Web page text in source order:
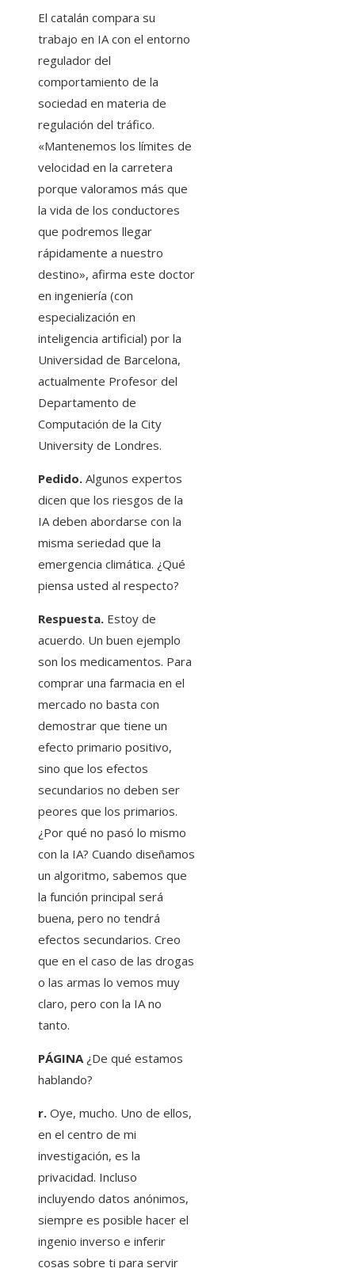
El catalán compara su
trabajo en IA con el entorno
regulador del
comportamiento de la
sociedad en materia de
regulación del tráfico.
«Mantenemos los límites de
velocidad en la carretera
porque valoramos más que
la vida de los conductores
que podremos llegar
rápidamente a nuestro
destino», afirma este doctor
en ingeniería (con
especialización en
inteligencia artificial) por la
Universidad de Barcelona, ​​
actualmente Profesor del
Departamento de
Computación de la City
University de Londres.
Pedido. Algunos expertos
dicen que los riesgos de la
IA deben abordarse con la
misma seriedad que la
emergencia climática. ¿Qué
piensa usted al respecto?
Respuesta. Estoy de
acuerdo. Un buen ejemplo
son los medicamentos. Para
comprar una farmacia en el
mercado no basta con
demostrar que tiene un
efecto primario positivo,
sino que los efectos
secundarios no deben ser
peores que los primarios.
¿Por qué no pasó lo mismo
con la IA? Cuando diseñamos
un algoritmo, sabemos que
la función principal será
buena, pero no tendrá
efectos secundarios. Creo
que en el caso de las drogas
o las armas lo vemos muy
claro, pero con la IA no
tanto.
PÁGINA¿De qué estamos
hablando?
r. Oye, mucho. Uno de ellos,
en el centro de mi
investigación, es la
privacidad. Incluso
incluyendo datos anónimos,
siempre es posible hacer el
ingenio inverso e inferir
cosas sobre ti para servir